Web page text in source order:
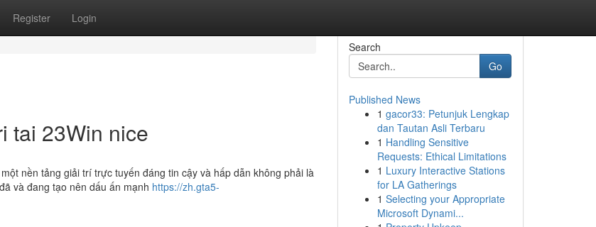
Register Login
tai 23Win nice
nền tảng giải trí trực tuyến đáng tin cậy và hấp dẫn không phải là
và đang tạo nên dấu ấn mạnh https://zh.gta5-
Search
Go
Published News
1 gacor33: Petunjuk Lengkap
dan Tautan Asli Terbaru
1 Handling Sensitive
Requests: Ethical Limitations
1 Luxury Interactive Stations
for LA Gatherings
1 Selecting your Appropriate
Microsoft Dynami...